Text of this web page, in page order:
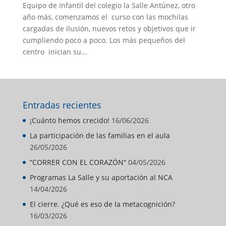
Equipo de infantil del colegio la Salle Antúnez, otro
año más, comenzamos el curso con las mochilas
cargadas de ilusión, nuevos retos y objetivos que ir
cumpliendo poco a poco. Los más pequeños del
centro inician su...
Entradas recientes
¡Cuánto hemos crecido! 16/06/2026
La participación de las familias en el aula
26/05/2026
“CORRER CON EL CORAZÓN“ 04/05/2026
Programas La Salle y su aportación al NCA
14/04/2026
El cierre. ¿Qué es eso de la metacognición?
16/03/2026